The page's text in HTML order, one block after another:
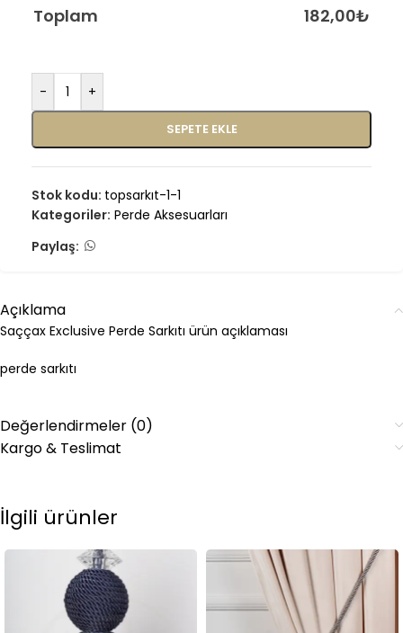
Toplam 182,00₺
- +
SEPETE EKLE
Stok kodu: topsarkıt-1-1
Kategoriler: Perde Aksesuarları
Paylaş:
Açıklama
Saççax Exclusive Perde Sarkıtı ürün açıklaması
perde sarkıtı
Değerlendirmeler (0)
Kargo & Teslimat
İlgili ürünler